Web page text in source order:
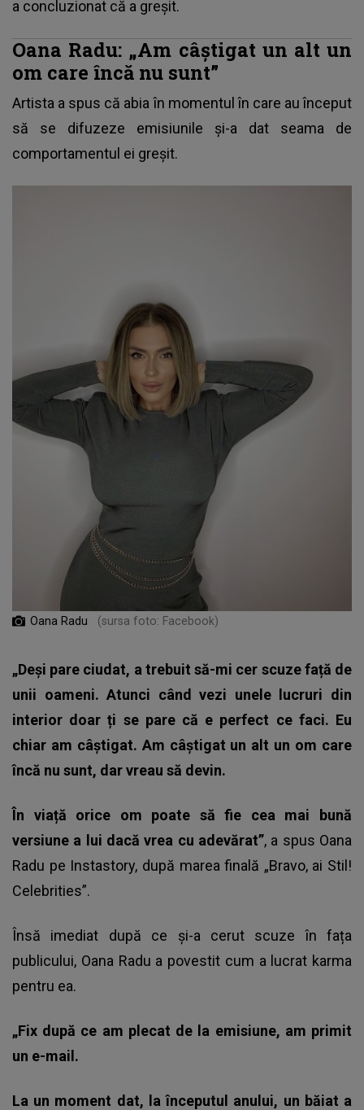
a concluzionat că a greșit.
Oana Radu: „Am câștigat un alt un
om care încă nu sunt”
Artista a spus că abia în momentul în care au început
să se difuzeze emisiunile și-a dat seama de
comportamentul ei greșit.
Oana Radu (sursa foto: Facebook)
„Deși pare ciudat, a trebuit să-mi cer scuze față de
unii oameni. Atunci când vezi unele lucruri din
interior doar ți se pare că e perfect ce faci. Eu
chiar am câștigat. Am câștigat un alt un om care
încă nu sunt, dar vreau să devin.
În viață orice om poate să fie cea mai bună
versiune a lui dacă vrea cu adevărat”, a spus Oana
Radu pe Instastory, după marea finală „Bravo, ai Stil!
Celebrities”.
Însă imediat după ce și-a cerut scuze în fața
publicului, Oana Radu a povestit cum a lucrat karma
pentru ea.
„Fix după ce am plecat de la emisiune, am primit
un e-mail.
La un moment dat, la începutul anului, un băiat a